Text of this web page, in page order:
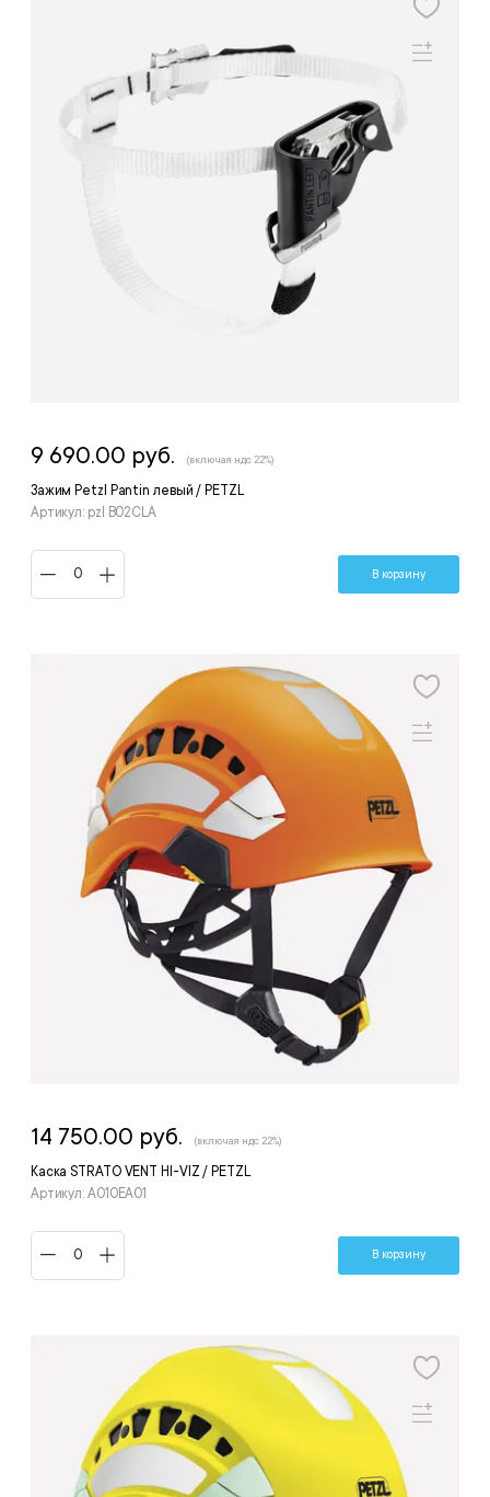
Зажим Petzl Pantin левый / PETZL
Артикул: pzl B02CLA
9 690.00 руб. (включая ндс 22%)
В корзину
Каска STRATO VENT HI-VIZ / PETZL
Артикул: A010EA01
14 750.00 руб. (включая ндс 22%)
В корзину